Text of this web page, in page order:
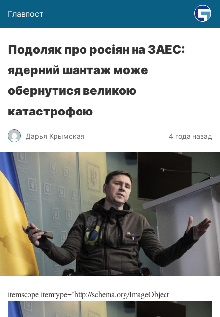
Главпост
Подоляк про росіян на ЗАЕС:
ядерний шантаж може
обернутися великою
катастрофою
Дарья Крымская 4 года назад
itemscope itemtype=’http://schema.org/ImageObject